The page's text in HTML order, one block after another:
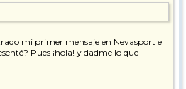
mi primer mensaje en Nevasport el
Pues ¡hola! y dadme lo que